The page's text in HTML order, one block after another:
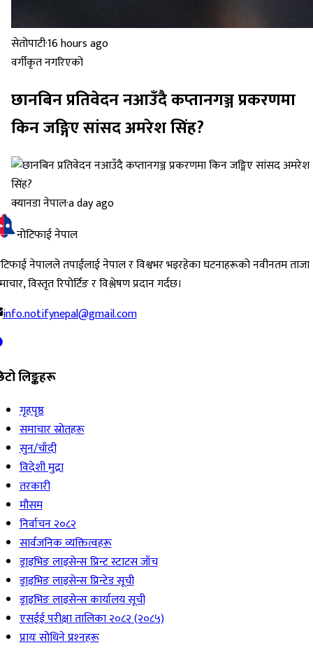
सेतोपाटी·16 hours ago
वर्गीकृत नगरिएको
छानबिन प्रतिवेदन नआउँदै कप्तानगञ्ज प्रकरणमा
किन जङ्गिए सांसद अमरेश सिंह?
क्यानडा नेपाल·a day ago
नोटिफाई नेपाल
नेपालले तपाईंलाई नेपाल र विश्वभर भइरहेका घटनाहरूको नवीनतम ताजा
विस्तृत रिपोर्टिङ र विश्लेषण प्रदान गर्दछ।
info.notifynepal@gmail.com
लिङ्कहरू
गृहपृष्ठ
समाचार स्रोतहरू
सुन/चाँदी
विदेशी मुद्रा
तरकारी
मौसम
निर्वाचन २०८२
सार्वजनिक व्यक्तित्वहरू
ड्राइभिङ लाइसेन्स प्रिन्ट स्टाटस जाँच
ड्राइभिङ लाइसेन्स प्रिन्टेड सूची
ड्राइभिङ लाइसेन्स कार्यालय सूची
एसईई परीक्षा तालिका २०८२ (२०८५)
प्रायः सोधिने प्रश्‍नहरू